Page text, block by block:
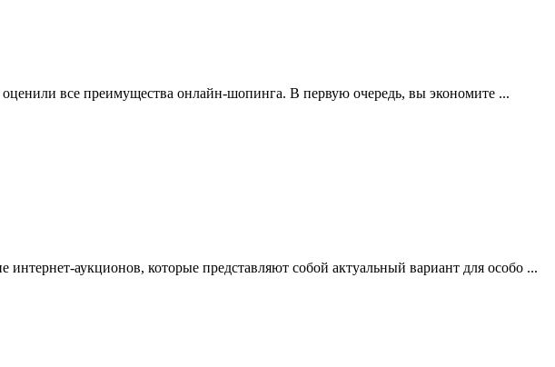
все преимущества онлайн-шопинга. В первую очередь, вы экономите ...
аукционов, которые представляют собой актуальный вариант для особо ...